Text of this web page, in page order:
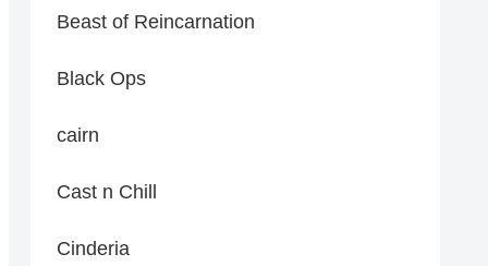
Beast of Reincarnation
Black Ops
cairn
Cast n Chill
Cinderia